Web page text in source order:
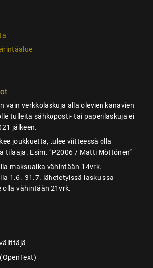
vain verkkolaskuja alla olevien kanavien
tulleita sähköposti- tai paperilaskuja ei
jälkeen.
joukkuetta, tulee viitteessä olla
tilaaja. Esim. ”P2006 / Matti Möttönen”
maksuaika vähintään 14vrk.
1.6.-31.7. lähetetyissä laskuissa
olla vähintään 21vrk.